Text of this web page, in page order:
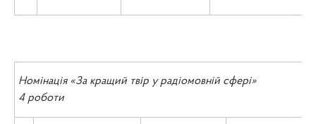
Номінація «За кращий твір у радіомовній сфері»
4 роботи